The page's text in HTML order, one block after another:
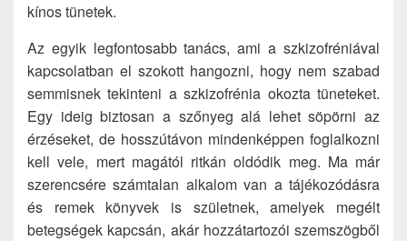
kínos tünetek.
Az egyik legfontosabb tanács, ami a szkizofréniával
kapcsolatban el szokott hangozni, hogy nem szabad
semmisnek tekinteni a szkizofrénia okozta tüneteket.
Egy ideig biztosan a szőnyeg alá lehet söpörni az
érzéseket, de hosszútávon mindenképpen foglalkozni
kell vele, mert magától ritkán oldódik meg. Ma már
szerencsére számtalan alkalom van a tájékozódásra
és remek könyvek is születnek, amelyek megélt
betegségek kapcsán, akár hozzátartozói szemszögből